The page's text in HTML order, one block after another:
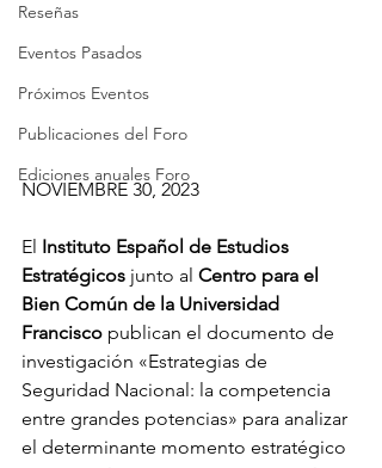
Reseñas
Eventos Pasados
Próximos Eventos
Publicaciones del Foro
Ediciones anuales Foro
NOVIEMBRE 30, 2023
El Instituto Español de Estudios
Estratégicos junto al Centro para el
Bien Común de la Universidad
Francisco publican el documento de
investigación «Estrategias de
Seguridad Nacional: la competencia
entre grandes potencias» para analizar
el determinante momento estratégico